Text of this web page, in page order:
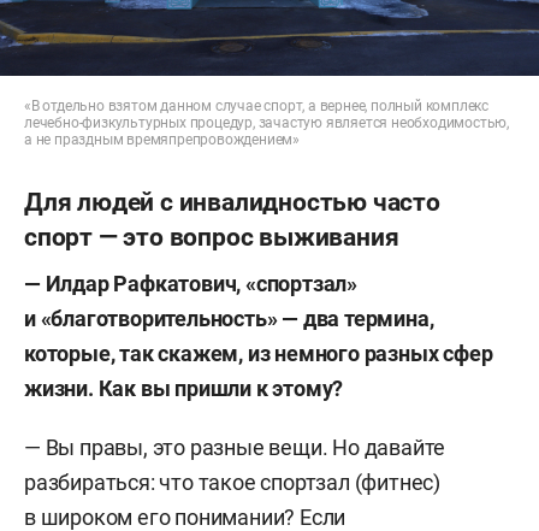
«В отдельно взятом данном случае спорт, а вернее, полный комплекс
лечебно-физкультурных процедур, зачастую является необходимостью,
а не праздным времяпрепровождением»
Для людей с инвалидностью часто
спорт — это вопрос выживания
— Илдар Рафкатович, «спортзал»
и «благотворительность» — два термина,
которые, так скажем, из немного разных сфер
жизни. Как вы пришли к этому?
— Вы правы, это разные вещи. Но давайте
разбираться: что такое спортзал (фитнес)
в широком его понимании? Если